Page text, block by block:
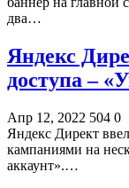
два…
Яндекс
доступа –
Апр 12, 2022 504 0
Яндекс Директ
кампаниями на
аккаунт».…